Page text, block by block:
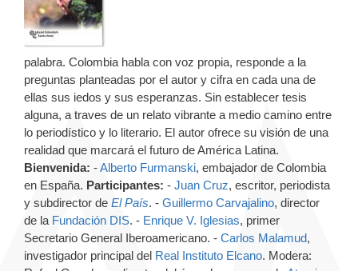
palabra. Colombia habla con voz propia, responde a la
preguntas planteadas por el autor y cifra en cada una de
ellas sus iedos y sus esperanzas. Sin establecer tesis
alguna, a traves de un relato vibrante a medio camino entre
lo periodístico y lo literario. El autor ofrece su visión de una
realidad que marcará el futuro de América Latina.
Bienvenida: -Alberto Furmanski, embajador de Colombia
en España. Participantes: - Juan Cruz, escritor, periodista
y subdirector de El País. - Guillermo Carvajalino, director
de la Fundación DIS. - Enrique V. Iglesias, primer
Secretario General Iberoamericano. - Carlos Malamud,
investigador principal del Real Instituto Elcano. Modera: